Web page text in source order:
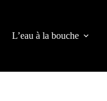
L’eau à la bouche